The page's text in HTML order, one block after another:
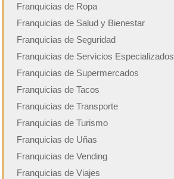
Franquicias de Ropa
Franquicias de Salud y Bienestar
Franquicias de Seguridad
Franquicias de Servicios Especializados
Franquicias de Supermercados
Franquicias de Tacos
Franquicias de Transporte
Franquicias de Turismo
Franquicias de Uñas
Franquicias de Vending
Franquicias de Viajes